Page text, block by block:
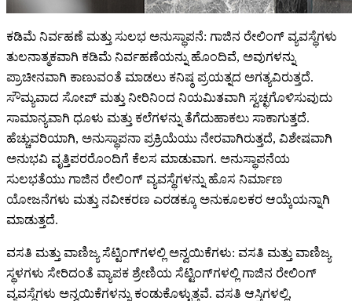
ಕಡಿಮೆ ನಿರ್ವಹಣೆ ಮತ್ತು ಸುಲಭ ಅನುಸ್ಥಾಪನೆ: ಗಾಜಿನ ರೇಲಿಂಗ್ ವ್ಯವಸ್ಥೆಗಳು
ತುಲನಾತ್ಮಕವಾಗಿ ಕಡಿಮೆ ನಿರ್ವಹಣೆಯನ್ನು ಹೊಂದಿವೆ, ಅವುಗಳನ್ನು
ಪ್ರಾಚೀನವಾಗಿ ಕಾಣುವಂತೆ ಮಾಡಲು ಕನಿಷ್ಠ ಪ್ರಯತ್ನದ ಅಗತ್ಯವಿರುತ್ತದೆ.
ಸೌಮ್ಯವಾದ ಸೋಪ್ ಮತ್ತು ನೀರಿನಿಂದ ನಿಯಮಿತವಾಗಿ ಸ್ವಚ್ಛಗೊಳಿಸುವುದು
ಸಾಮಾನ್ಯವಾಗಿ ಧೂಳು ಮತ್ತು ಕಲೆಗಳನ್ನು ತೆಗೆದುಹಾಕಲು ಸಾಕಾಗುತ್ತದೆ.
ಹೆಚ್ಚುವರಿಯಾಗಿ, ಅನುಸ್ಥಾಪನಾ ಪ್ರಕ್ರಿಯೆಯು ನೇರವಾಗಿರುತ್ತದೆ, ವಿಶೇಷವಾಗಿ
ಅನುಭವಿ ವೃತ್ತಿಪರರೊಂದಿಗೆ ಕೆಲಸ ಮಾಡುವಾಗ. ಅನುಸ್ಥಾಪನೆಯ
ಸುಲಭತೆಯು ಗಾಜಿನ ರೇಲಿಂಗ್ ವ್ಯವಸ್ಥೆಗಳನ್ನು ಹೊಸ ನಿರ್ಮಾಣ
ಯೋಜನೆಗಳು ಮತ್ತು ನವೀಕರಣ ಎರಡಕ್ಕೂ ಅನುಕೂಲಕರ ಆಯ್ಕೆಯನ್ನಾಗಿ
ಮಾಡುತ್ತದೆ.
ವಸತಿ ಮತ್ತು ವಾಣಿಜ್ಯ ಸೆಟ್ಟಿಂಗ್‌ಗಳಲ್ಲಿ ಅನ್ವಯಿಕೆಗಳು: ವಸತಿ ಮತ್ತು ವಾಣಿಜ್ಯ
ಸ್ಥಳಗಳು ಸೇರಿದಂತೆ ವ್ಯಾಪಕ ಶ್ರೇಣಿಯ ಸೆಟ್ಟಿಂಗ್‌ಗಳಲ್ಲಿ ಗಾಜಿನ ರೇಲಿಂಗ್
ವ್ಯವಸ್ಥೆಗಳು ಅನ್ವಯಿಕೆಗಳನ್ನು ಕಂಡುಕೊಳ್ಳುತ್ತವೆ. ವಸತಿ ಆಸ್ತಿಗಳಲ್ಲಿ,